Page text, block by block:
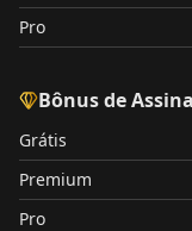
Pro
Bônus de
Grátis
Premium
Pro